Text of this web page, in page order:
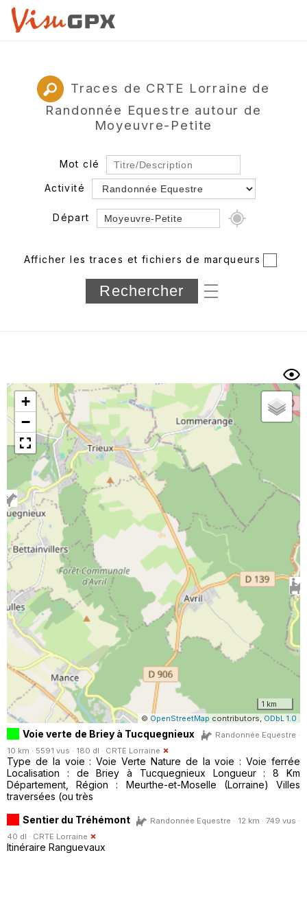
Traces de CRTE Lorraine de
Randonnée Equestre autour de
Moyeuvre-Petite
Mot clé
Activité
Départ
Département
Longueur min/max
Trier par
Horodatage
Afficher les traces et fichiers de marqueurs
+
−
1 km
© OpenStreetMap contributors, ODbL 1.0
Voie verte de Briey à Tucquegnieux
Randonnée Equestre ·
10 km · 5591 vus · 180 dl · CRTE Lorraine
Type de la voie : Voie Verte Nature de la voie : Voie ferrée
Localisation : de Briey à Tucquegnieux Longueur : 8 Km
Département, Région : Meurthe-et-Moselle (Lorraine) Villes
traversées (ou très
Sentier du Tréhémont
Randonnée Equestre · 12 km · 749 vus ·
40 dl · CRTE Lorraine
Itinéraire Ranguevaux